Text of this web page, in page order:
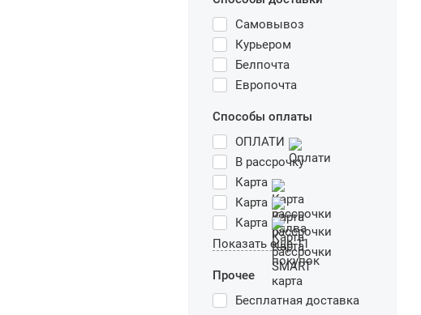
Самовывоз
Курьером
Белпочта
Европочта
Способы оплаты
ОПЛАТИ
В рассрочку
Карта
Карта
Карта
Показать еще 11
Прочее
Бесплатная доставка